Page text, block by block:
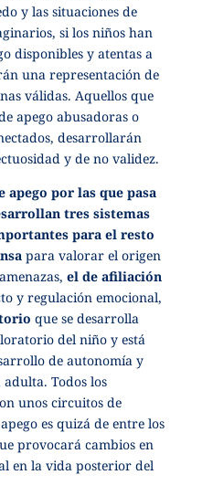
y las situaciones de
si los niños han
disponibles y atentas a
una representación de
válidas. Aquellos que
apego abusadoras o
desarrollarán
y de no validez.
apego por las que pasa
tres sistemas
para el resto
para valorar el origen
el de afiliación
y regulación emocional,
que se desarrolla
del niño y está
de autonomía y
Todos los
unos circuitos de
es quizá de entre los
provocará cambios en
en la vida posterior del